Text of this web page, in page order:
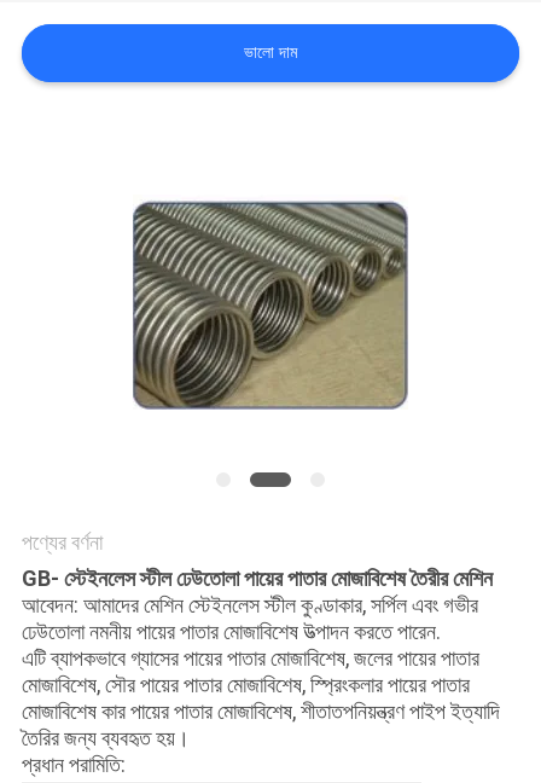
জন্য
আবেদন
PRIVACY
ভালো দাম
পণ্যের বর্ণনা
GB- স্টেইনলেস স্টীল ঢেউতোলা পায়ের পাতার মোজাবিশেষ তৈরীর মেশিন
আবেদন: আমাদের মেশিন স্টেইনলেস স্টীল কুণ্ডাকার, সর্পিল এবং গভীর
ঢেউতোলা নমনীয় পায়ের পাতার মোজাবিশেষ উত্পাদন করতে পারেন.
এটি ব্যাপকভাবে গ্যাসের পায়ের পাতার মোজাবিশেষ, জলের পায়ের পাতার
মোজাবিশেষ, সৌর পায়ের পাতার মোজাবিশেষ, স্প্রিংকলার পায়ের পাতার
মোজাবিশেষ কার পায়ের পাতার মোজাবিশেষ, শীতাতপনিয়ন্ত্রণ পাইপ ইত্যাদি
তৈরির জন্য ব্যবহৃত হয়।
প্রধান পরামিতি: